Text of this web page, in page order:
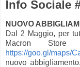
Info Sociale
NUOVO
Dal 2 Maggio, per
Macron
https://goo.gl/maps/
nuovo